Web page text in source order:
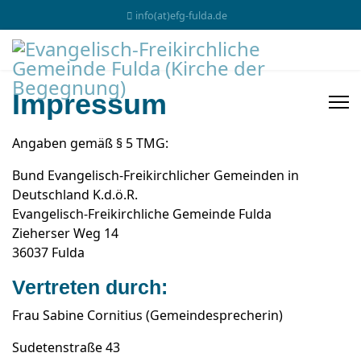
info(at)efg-fulda.de
Impressum
Angaben gemäß § 5 TMG:
Bund Evangelisch-Freikirchlicher Gemeinden in
Deutschland K.d.ö.R.
Evangelisch-Freikirchliche Gemeinde Fulda
Zieherser Weg 14
36037 Fulda
Vertreten durch:
Frau Sabine Cornitius (Gemeindesprecherin)
Sudetenstraße 43